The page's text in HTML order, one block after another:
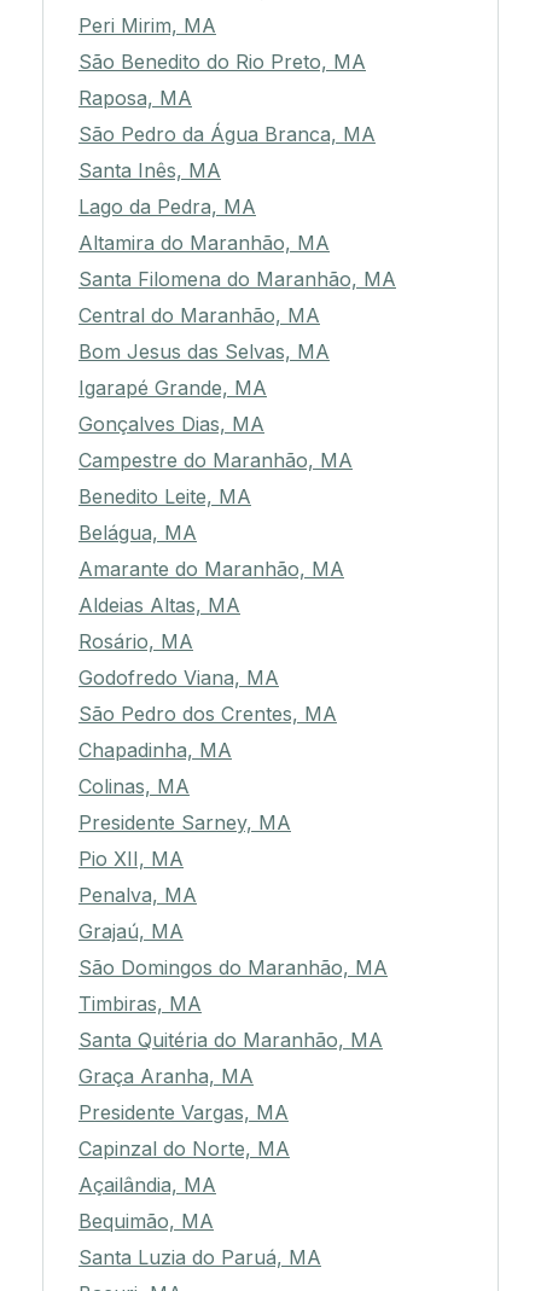
Peri Mirim, MA
São Benedito do Rio Preto, MA
Raposa, MA
São Pedro da Água Branca, MA
Santa Inês, MA
Lago da Pedra, MA
Altamira do Maranhão, MA
Santa Filomena do Maranhão, MA
Central do Maranhão, MA
Bom Jesus das Selvas, MA
Igarapé Grande, MA
Gonçalves Dias, MA
Campestre do Maranhão, MA
Benedito Leite, MA
Belágua, MA
Amarante do Maranhão, MA
Aldeias Altas, MA
Rosário, MA
Godofredo Viana, MA
São Pedro dos Crentes, MA
Chapadinha, MA
Colinas, MA
Presidente Sarney, MA
Pio XII, MA
Penalva, MA
Grajaú, MA
São Domingos do Maranhão, MA
Timbiras, MA
Santa Quitéria do Maranhão, MA
Graça Aranha, MA
Presidente Vargas, MA
Capinzal do Norte, MA
Açailândia, MA
Bequimão, MA
Santa Luzia do Paruá, MA